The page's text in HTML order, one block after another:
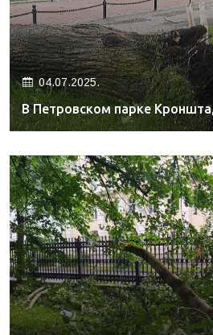
04.07.2025.
В Петровском парке